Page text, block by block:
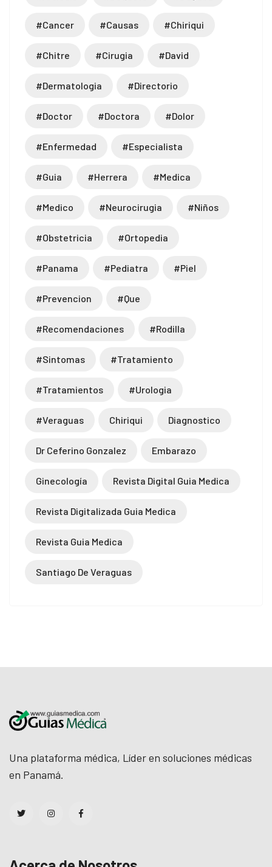
#cancer #causas #chiriqui
#chitre #cirugia #david
#dermatologia #directorio
#doctor #doctora #dolor
#enfermedad #especialista
#guia #herrera #medica
#medico #neurocirugia #niños
#obstetricia #ortopedia
#panama #pediatra #piel
#prevencion #que
#recomendaciones #rodilla
#sintomas #tratamiento
#tratamientos #urologia
#veraguas Chiriqui Diagnostico
Dr Ceferino Gonzalez Embarazo
Ginecología Revista Digital Guia Medica
Revista Digitalizada Guia Medica
Revista Guia Medica
Santiago De Veraguas
Una plataforma médica, Líder en soluciones médicas
en Panamá.